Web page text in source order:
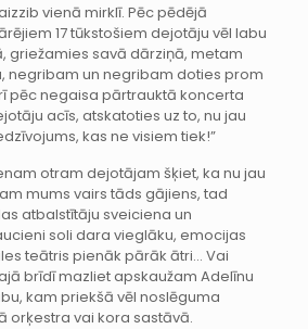
vienā mirklī. Pēc pēdējā
17 tūkstošiem dejotāju vēl labu
griežamies savā dārziņā, metam
negribam un negribam doties prom
pēc negaisa pārtrauktā koncerta
acīs, atskatoties uz to, nu jau
kas ne visiem tiek!”
otram dejotājam šķiet, ka nu jau
mums vairs tāds gājiens, tad
atbalstītāju sveiciena un
soli dara vieglāku, emocijas
teātris pienāk pārāk ātri… Vai
brīdī mazliet apskaužam Adelīnu
kam priekšā vēl noslēguma
orķestra vai kora sastāvā.